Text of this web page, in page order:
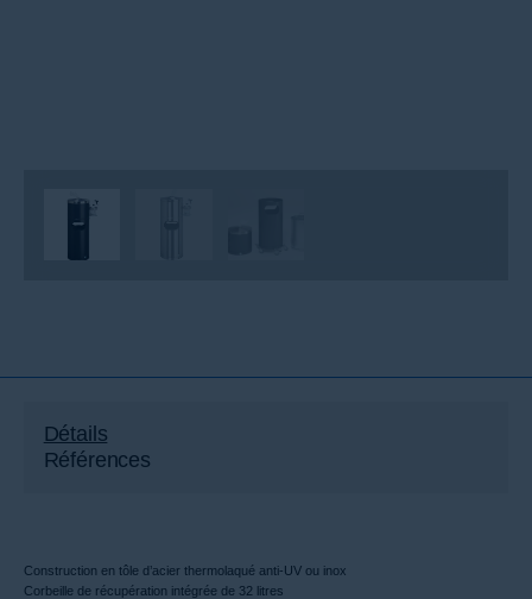
Détails
Références
Construction en tôle d’acier thermolaqué anti-UV ou inox
Corbeille de récupération intégrée de 32 litres